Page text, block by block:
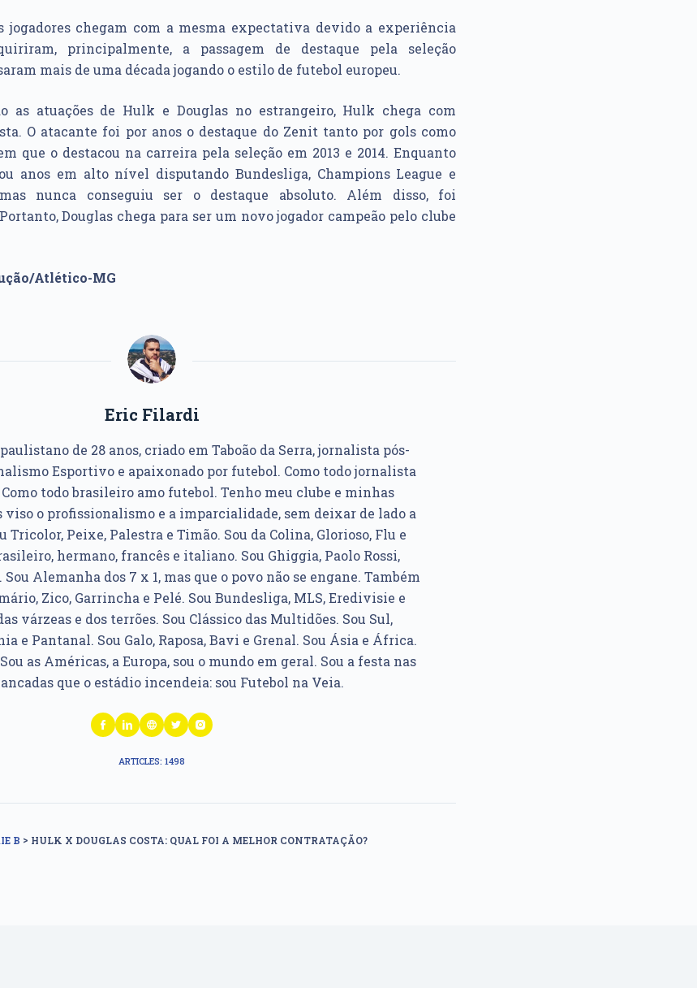
jogadores chegam com a mesma expectativa devido a experiência
principalmente, a passagem de destaque pela seleção
mais de uma década jogando o estilo de futebol europeu.
as atuações de Hulk e Douglas no estrangeiro, Hulk chega com
O atacante foi por anos o destaque do Zenit tanto por gols como
que o destacou na carreira pela seleção em 2013 e 2014. Enquanto
anos em alto nível disputando Bundesliga, Champions League e
nunca conseguiu ser o destaque absoluto. Além disso, foi
Douglas chega para ser um novo jogador campeão pelo clube
Atlético-MG
Eric Filardi
de 28 anos, criado em Taboão da Serra, jornalista pós-
Esportivo e apaixonado por futebol. Como todo jornalista
todo brasileiro amo futebol. Tenho meu clube e minhas
viso o profissionalismo e a imparcialidade, sem deixar de lado a
Tricolor, Peixe, Palestra e Timão. Sou da Colina, Glorioso, Flu e
hermano, francês e italiano. Sou Ghiggia, Paolo Rossi,
Alemanha dos 7 x 1, mas que o povo não se engane. Também
Zico, Garrincha e Pelé. Sou Bundesliga, MLS, Eredivisie e
várzeas e dos terrões. Sou Clássico das Multidões. Sou Sul,
e Pantanal. Sou Galo, Raposa, Bavi e Grenal. Sou Ásia e África.
as Américas, a Europa, sou o mundo em geral. Sou a festa nas
que o estádio incendeia: sou Futebol na Veia.
ARTICLES: 1498
B > HULK X DOUGLAS COSTA: QUAL FOI A MELHOR CONTRATAÇÃO?